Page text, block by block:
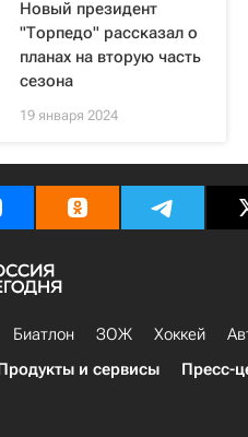
Новый президент
"Торпедо" рассказал о
планах на вторую часть
сезона
19 января 2024
Биатлон ЗОЖ Хоккей
и сервисы Пресс-